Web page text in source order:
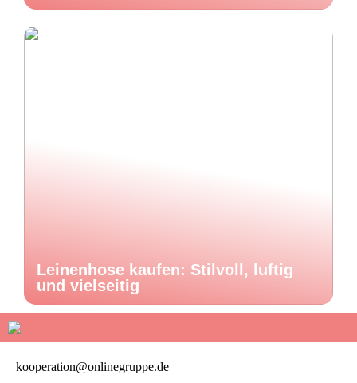
Leinenhose kaufen: Stilvoll, luftig
und vielseitig
kooperation@onlinegruppe.de